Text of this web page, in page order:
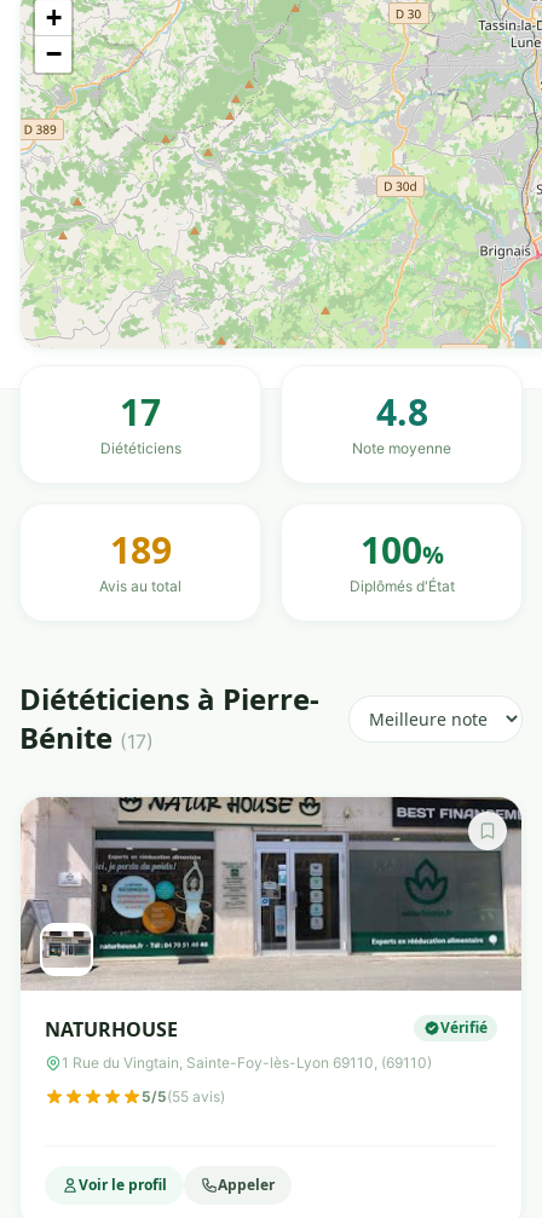
+
−
17
Diététiciens
4.8
Note moyenne
189
Avis au total
100%
Diplômés d'État
Diététiciens à Pierre-
Bénite (17)
NATURHOUSE Vérifié
1 Rue du Vingtain, Sainte-Foy-lès-Lyon 69110, (69110)
5/5(55 avis)
Voir le profil Appeler